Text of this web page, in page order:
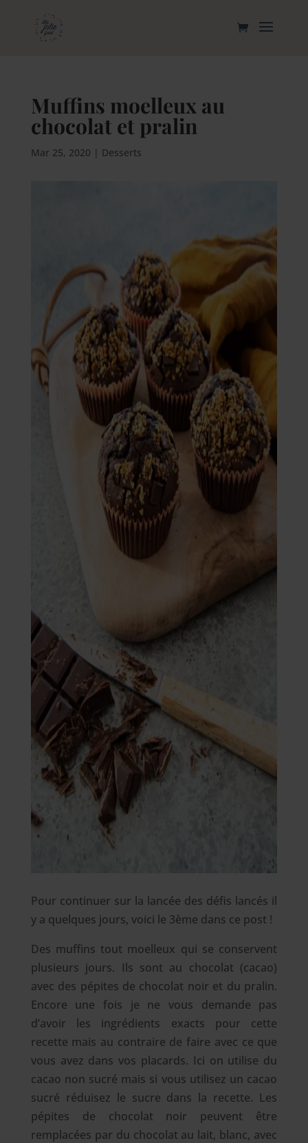
Muffins moelleux au
chocolat et pralin
Mar 25, 2020 | Desserts
Pour continuer sur la lancée des défis lancés il
y a quelques jours, voici le 3ème dans ce post !
Des muffins tout moelleux qui se conservent
plusieurs jours. Ils sont au chocolat (cacao)
avec des pépites de chocolat noir et du pralin.
Encore une fois je ne vous demande pas
d’avoir les ingrédients exacts pour cette
recette mais au contraire de faire avec ce que
vous avez dans vos placards. Ici on utilise du
cacao non sucré mais si vous utilisez un cacao
sucré réduisez le sucre dans la recette. Les
pépites de chocolat noir peuvent être
remplacées par du chocolat au lait, blanc, avec